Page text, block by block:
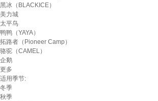
黑冰（BLACKICE）
美力城
太平鸟
鸭鸭（YAYA）
拓路者（Pioneer Camp）
骆驼（CAMEL）
企鹅
更多
适用季节:
冬季
秋季